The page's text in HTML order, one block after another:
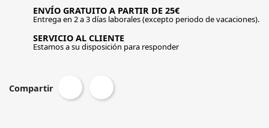
ENVÍO GRATUITO A PARTIR DE 25€
Entrega en 2 a 3 días laborales (excepto periodo de vacaciones).
SERVICIO AL CLIENTE
Estamos a su disposición para responder
Compartir